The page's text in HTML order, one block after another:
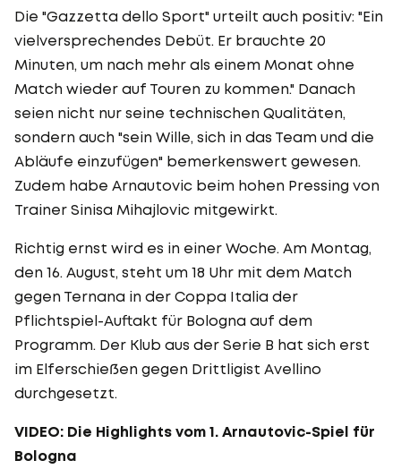
Die "Gazzetta dello Sport" urteilt auch positiv: "Ein
vielversprechendes Debüt. Er brauchte 20
Minuten, um nach mehr als einem Monat ohne
Match wieder auf Touren zu kommen." Danach
seien nicht nur seine technischen Qualitäten,
sondern auch "sein Wille, sich in das Team und die
Abläufe einzufügen" bemerkenswert gewesen.
Zudem habe Arnautovic beim hohen Pressing von
Trainer Sinisa Mihajlovic mitgewirkt.
Richtig ernst wird es in einer Woche. Am Montag,
den 16. August, steht um 18 Uhr mit dem Match
gegen Ternana in der Coppa Italia der
Pflichtspiel-Auftakt für Bologna auf dem
Programm. Der Klub aus der Serie B hat sich erst
im Elferschießen gegen Drittligist Avellino
durchgesetzt.
VIDEO: Die Highlights vom 1. Arnautovic-Spiel für
Bologna